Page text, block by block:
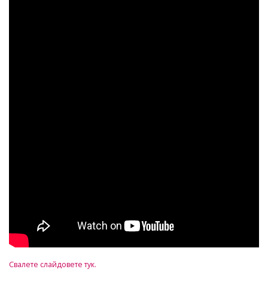
Свалете слайдовете тук.